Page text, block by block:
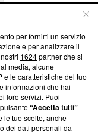
su Blasting
ci impegniamo a
aderenza a
News non è
di farne
una verifica di
per fornirti un servizio
e per analizzare il
1624partner che si
media, alcune
e le caratteristiche del tuo
informazioni che hai
loro servizi. Puoi
“Accetta tutti”
le tue scelte, anche
dei dati personali da